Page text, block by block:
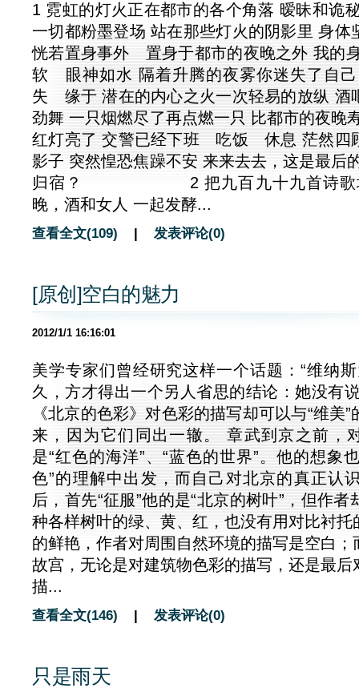
1 霓虹的灯火正在都市的各个角落 暧昧和诡
一切都粉墨登场 站在那些灯火的阴影里 身
恍若置身事外 置身于都市的夜晚之外 我的
软 眼神如水 隔着升腾的夜雾你迷失了自
失 缘于 潜在的内心之火一次轻易的放纵 酒
劲舞 一只烟燃尽了再点燃一只 比都市的夜晚
红灯亮了 交警已经下班 吃饭 休息 茫然四
影子 突然惶恐焦躁不安 来来去去，这是最后
归宿？ 2 把九百九十九首诗歌埋
晚，酒和女人 一起发酵...
查看全文(109) | 发表评论(0)
[原创]空白的魅力
2012/1/1 16:16:01
美学专家们曾经研究这样一个话题：“维纳
久，方才得出一个另人省思的结论：她没有
《北京的色彩》对色彩的描写却可以与“维美
来，因为它们同出一辙。 章武到京之前，
是“红色的海洋”、“蓝色的世界”。他的想象
色”的理解中出发，而自己对北京的真正认
后，首先“征服”他的是“北京的树叶”，但作
种各样树叶的绿、黄、红，也没有用对比衬托
的鲜艳，作者对周围自然环境的描写是空白
故宫，无论是对建筑物色彩的描写，还是最后
描...
查看全文(146) | 发表评论(0)
只是雨天